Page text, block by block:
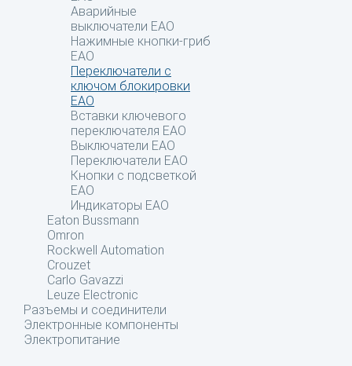
Аварийные
выключатели EAO
Нажимные кнопки-гриб
EAO
Переключатели с
ключом блокировки
EAO
Вставки ключевого
переключателя EAO
Выключатели EAO
Переключатели EAO
Кнопки с подсветкой
EAO
Индикаторы EAO
Eaton Bussmann
Omron
Rockwell Automation
Crouzet
Carlo Gavazzi
Leuze Electronic
Разъемы и соединители
Электронные компоненты
Электропитание